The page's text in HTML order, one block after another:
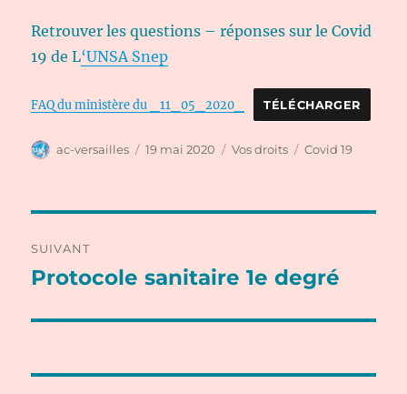
Retrouver les questions – réponses sur le Covid
19 de L‘UNSA Snep
FAQ du ministère du _11_05_2020_ TÉLÉCHARGER
Auteur
ac-versailles
Publié
19 mai 2020 Catégories
Vos droits Étiquettes
Covid 19
de
SUIVANT
Publication
Protocole sanitaire 1e degré